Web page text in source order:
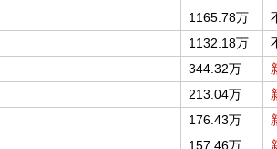
1165.78万
1132.18万
344.32万
213.04万
176.43万
157.46万